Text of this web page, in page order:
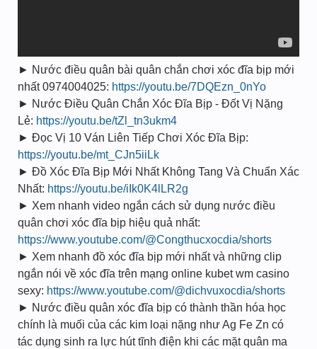
► Nước điều quân bài quân chắn chơi xóc đĩa bịp mới
nhất 0974004025: https://youtu.be/7DQEzn_0nYo
► Nước Điều Quân Chắn Xóc Đĩa Bịp - Đốt Vị Nặng
Lẻ: https://youtu.be/tZl_tn3ukm4
► Đọc Vị 10 Ván Liên Tiếp Chơi Xóc Đĩa Bịp:
https://youtu.be/mt_CJn5iiLk
► Đồ Xóc Đĩa Bịp Mới Nhất Không Tang Và Chuẩn Xác
Nhất: https://youtu.be/iIk0K4lLR2g
► Xem nhanh video ngắn cách sử dụng nước điều
quân chơi xóc đĩa bịp hiệu quả nhất:
https://www.youtube.com/@Congthucxocdia/shorts
► Xem nhanh đồ xóc đĩa bịp mới nhất và những clip
ngắn nói về xóc đĩa trên mạng online kubet wm casino
sexy: https://www.youtube.com/@dichvuxocdia/shorts
► Nước điều quân xóc đĩa bịp có thành thần hóa học
chính là muối của các kim loại nặng như Ag Fe Zn có
tác dụng sinh ra lực hút tĩnh điện khi các mặt quân ma